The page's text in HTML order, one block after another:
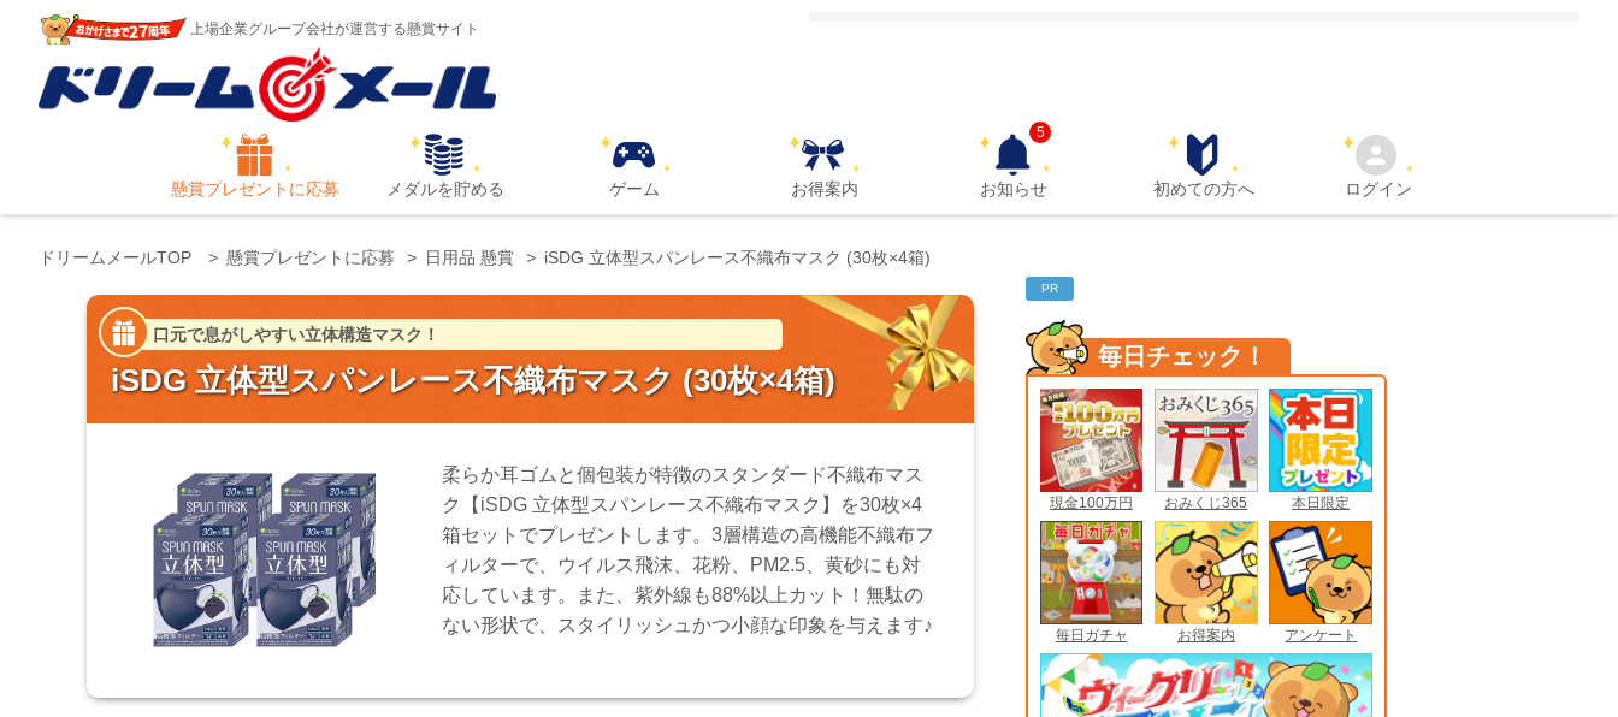
上場企業グループ会社が運営する懸賞サイト
懸賞プレゼントに応募 メダルを貯める ゲーム お得案内 お知らせ
5
初めての方へ ログイン
ドリームメールTOP 懸賞プレゼントに応募 日用品 懸賞 iSDG 立体型スパンレース不織布マスク (30枚×4箱)
口元で息がしやすい立体構造マスク！
iSDG 立体型スパンレース不織布マスク (30枚×4箱)
柔らか耳ゴムと個包装が特徴のスタンダード不織布マス
ク【iSDG 立体型スパンレース不織布マスク】を30枚×4
箱セットでプレゼントします。3層構造の高機能不織布フ
ィルターで、ウイルス飛沫、花粉、PM2.5、黄砂にも対
応しています。また、紫外線も88%以上カット！無駄の
ない形状で、スタイリッシュかつ小顔な印象を与えます♪
PR
毎日チェック！
現金100万円 おみくじ365 本日限定
毎日ガチャ お得案内 アンケート